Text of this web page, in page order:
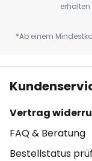
erhalten
*Ab einem
Vertrag
FAQ & Beratung
Bestellstatus